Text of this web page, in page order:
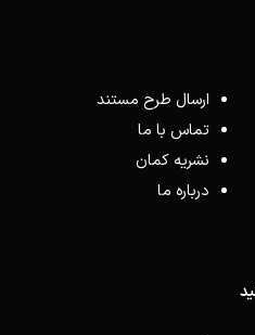
ارسال طرح مستند
تماس با ما
نشریه کمان
درباره ما